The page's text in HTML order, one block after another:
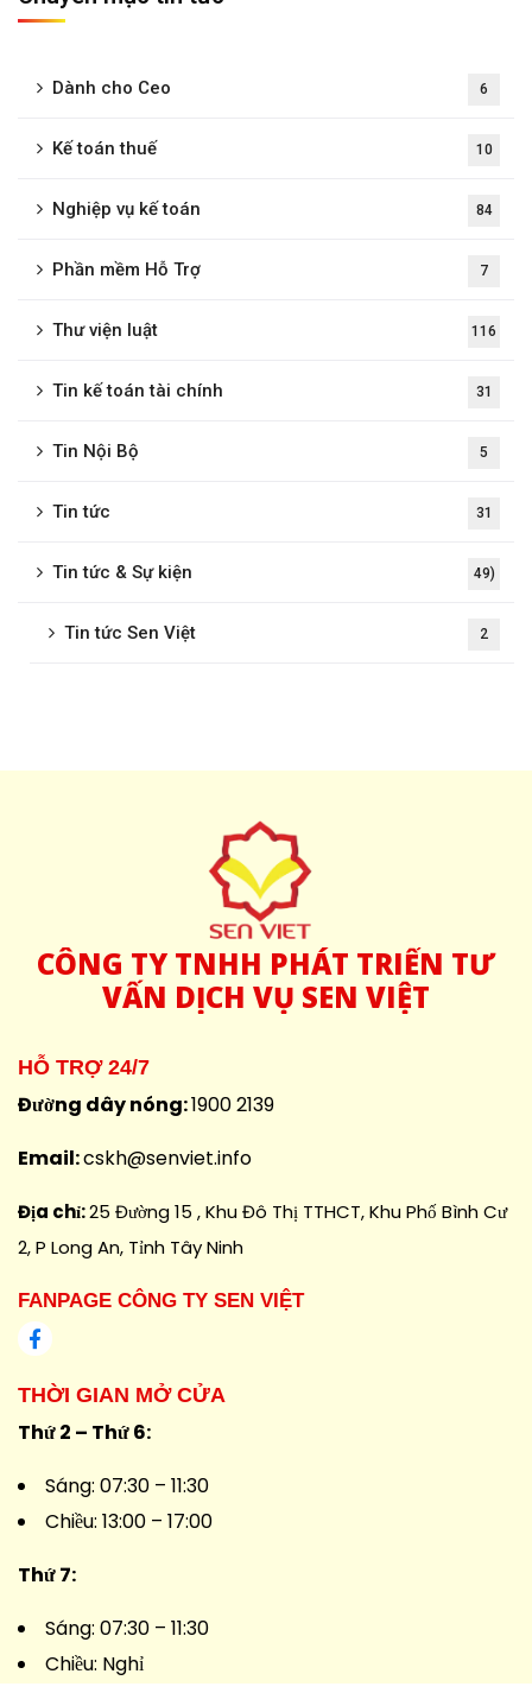
Dành cho Ceo 6
Kế toán thuế 10
Nghiệp vụ kế toán 84
Phần mềm Hỗ Trợ 7
Thư viện luật 116
Tin kế toán tài chính 31
Tin Nội Bộ 5
Tin tức 31
Tin tức & Sự kiện 49)
Tin tức Sen Việt 2
CÔNG TY TNHH PHÁT TRIỂN TƯ
VẤN DỊCH VỤ SEN VIỆT
HỖ TRỢ 24/7
Đường dây nóng:1900 2139
Email:cskh@senviet.info
Địa chỉ:25 Đường 15 , Khu Đô Thị TTHCT, Khu Phố Bình Cư
2, P Long An, Tỉnh Tây Ninh
FANPAGE CÔNG TY SEN VIỆT
THỜI GIAN MỞ CỬA
Thứ 2 – Thứ 6:
Sáng: 07:30 – 11:30
Chiều: 13:00 – 17:00
Thứ 7:
Sáng: 07:30 – 11:30
Chiều: Nghỉ